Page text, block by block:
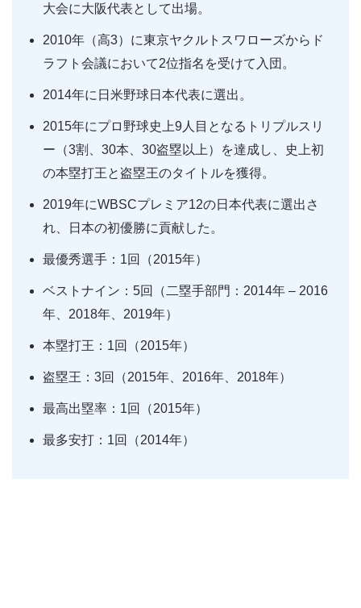
大会に大阪代表として出場。
2010年（高3）に東京ヤクルトスワローズからド
ラフト会議において2位指名を受けて入団。
2014年に日米野球日本代表に選出。
2015年にプロ野球史上9人目となるトリプルスリ
ー（3割、30本、30盗塁以上）を達成し、史上初
の本塁打王と盗塁王のタイトルを獲得。
2019年にWBSCプレミア12の日本代表に選出さ
れ、日本の初優勝に貢献した。
最優秀選手：1回（2015年）
ベストナイン：5回（二塁手部門：2014年 – 2016
年、2018年、2019年）
本塁打王：1回（2015年）
盗塁王：3回（2015年、2016年、2018年）
最高出塁率：1回（2015年）
最多安打：1回（2014年）